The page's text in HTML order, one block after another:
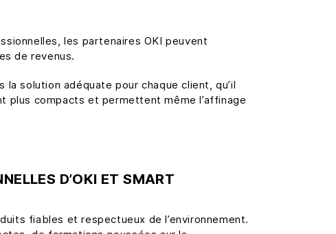
les partenaires OKI peuvent
de revenus.
solution adéquate pour chaque client, qu’il
plus compacts et permettent même l’affinage
D’OKI ET SMART
fiables et respectueux de l’environnement.